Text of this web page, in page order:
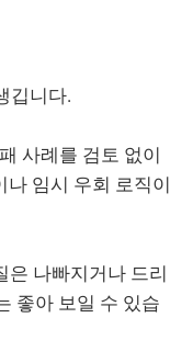
깁니다.
사례를 검토 없이
임시 우회 로직이
은 나빠지거나 드리
좋아 보일 수 있습